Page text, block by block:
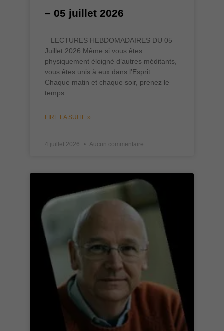
– 05 juillet 2026
LECTURES HEBDOMADAIRES DU 05
Juillet 2026 Même si vous êtes
physiquement éloigné d’autres méditants,
vous êtes unis à eux dans l’Esprit.
Chaque matin et chaque soir, prenez le
temps
LIRE LA SUITE »
4 juillet 2026 Aucun commentaire